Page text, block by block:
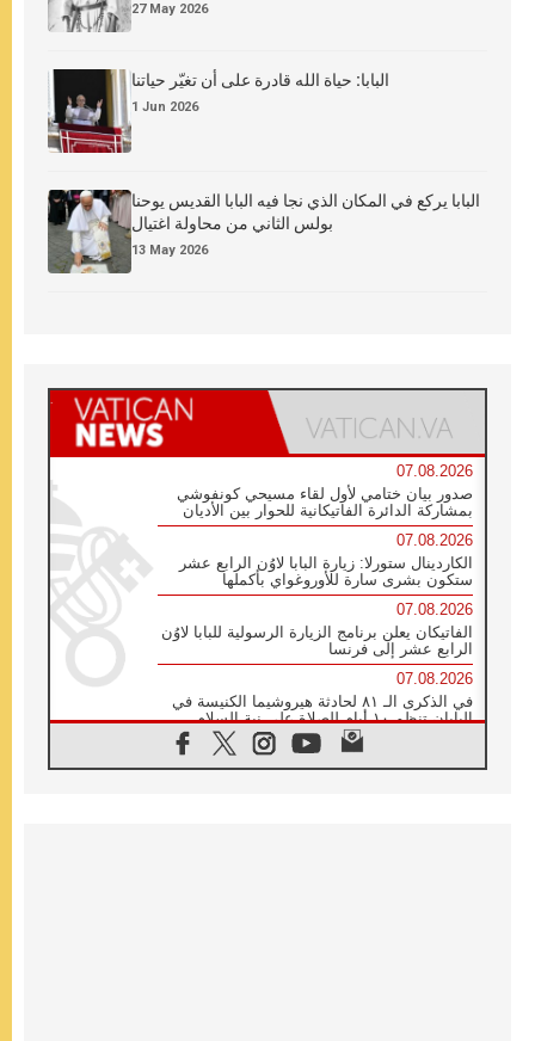
27 May 2026
البابا: حياة الله قادرة على أن تغيّر حياتنا
1 Jun 2026
البابا يركع في المكان الذي نجا فيه البابا القديس يوحنا
بولس الثاني من محاولة اغتيال
13 May 2026
07.08.2026
صدور بيان ختامي لأول لقاء مسيحي كونفوشي
بمشاركة الدائرة الفاتيكانية للحوار بين الأديان
07.08.2026
الكاردينال ستورلا: زيارة البابا لاوُن الرابع عشر
ستكون بشرى سارة للأوروغواي بأكملها
07.08.2026
الفاتيكان يعلن برنامج الزيارة الرسولية للبابا لاوُن
الرابع عشر إلى فرنسا
07.08.2026
في الذكرى الـ ٨١ لحادثة هيروشيما الكنيسة في
اليابان تنظم ١٠ أيام للصلاة على نية السلام
الكنيسة في الأوروغواي: زيارة البابا ستعزز